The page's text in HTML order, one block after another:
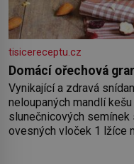
tisicereceptu.cz
Domácí ořechová
Vynikající a zdravá snídaně je tu! Suroviny
neloupaných mandlí
slunečnicových
ovesných vloček 1 lžíce